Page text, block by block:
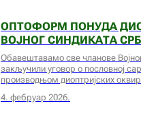
ОПТОФОРМ ПОНУДА
ВОЈНОГ СИНДИКАТА
Обавештавамо све чланове
закључили уговор о пословној
производњом диоптријских
4. фебруар 2026.